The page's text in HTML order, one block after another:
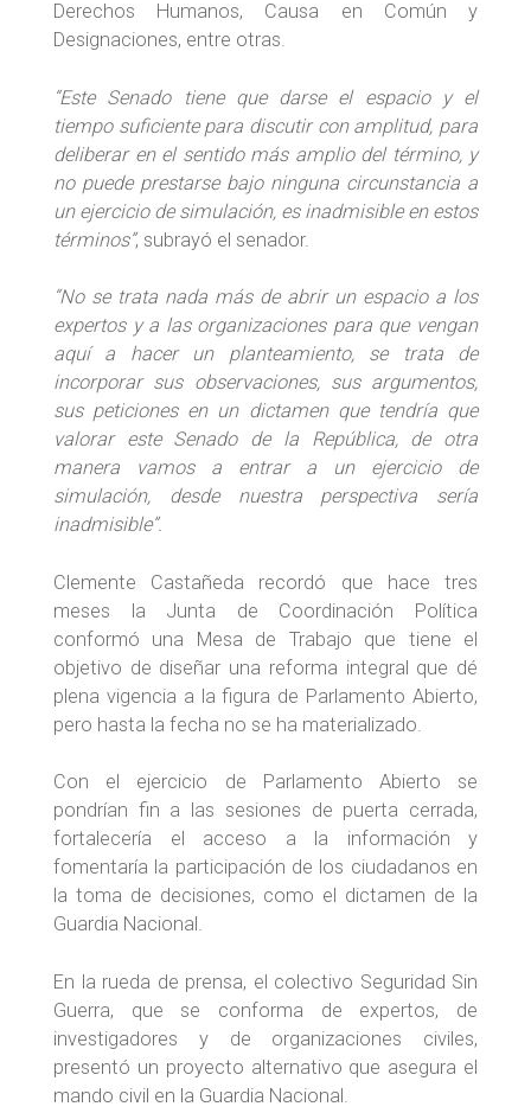
Derechos Humanos, Causa en Común y
Designaciones, entre otras.
“Este Senado tiene que darse el espacio y el
tiempo suficiente para discutir con amplitud, para
deliberar en el sentido más amplio del término, y
no puede prestarse bajo ninguna circunstancia a
un ejercicio de simulación, es inadmisible en estos
términos”, subrayó el senador.
“No se trata nada más de abrir un espacio a los
expertos y a las organizaciones para que vengan
aquí a hacer un planteamiento, se trata de
incorporar sus observaciones, sus argumentos,
sus peticiones en un dictamen que tendría que
valorar este Senado de la República, de otra
manera vamos a entrar a un ejercicio de
simulación, desde nuestra perspectiva sería
inadmisible”.
Clemente Castañeda recordó que hace tres
meses la Junta de Coordinación Política
conformó una Mesa de Trabajo que tiene el
objetivo de diseñar una reforma integral que dé
plena vigencia a la figura de Parlamento Abierto,
pero hasta la fecha no se ha materializado.
Con el ejercicio de Parlamento Abierto se
pondrían fin a las sesiones de puerta cerrada,
fortalecería el acceso a la información y
fomentaría la participación de los ciudadanos en
la toma de decisiones, como el dictamen de la
Guardia Nacional.
En la rueda de prensa, el colectivo Seguridad Sin
Guerra, que se conforma de expertos, de
investigadores y de organizaciones civiles,
presentó un proyecto alternativo que asegura el
mando civil en la Guardia Nacional.